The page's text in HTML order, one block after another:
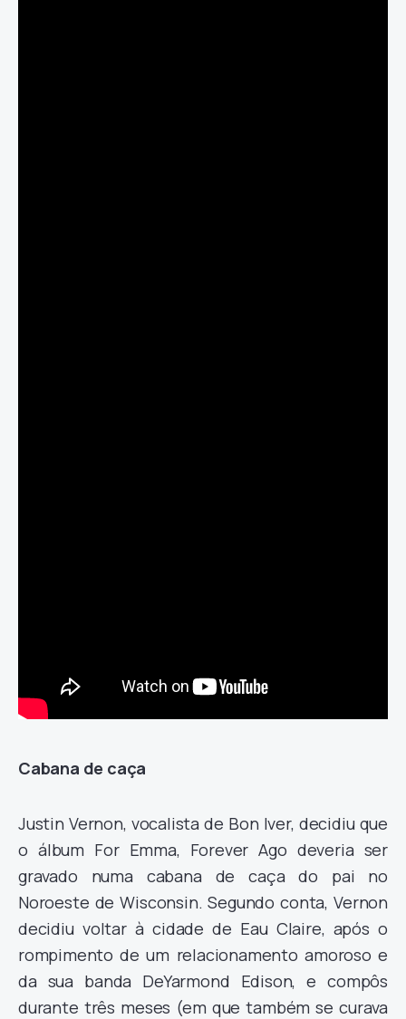
Cabana de caça
Justin Vernon, vocalista de Bon Iver, decidiu que
o álbum For Emma, Forever Ago deveria ser
gravado numa cabana de caça do pai no
Noroeste de Wisconsin. Segundo conta, Vernon
decidiu voltar à cidade de Eau Claire, após o
rompimento de um relacionamento amoroso e
da sua banda DeYarmond Edison, e compôs
durante três meses (em que também se curava